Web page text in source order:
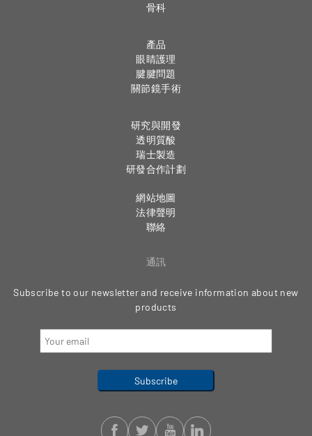
骨科
產品
眼睛護理
腱腱問題
關節鏡手術
研究與開發
透明質酸
瑞士製造
研發合作計劃
網站地圖
法律聲明
聯絡
通訊
Subscribe to our newsletter and receive information about new
products